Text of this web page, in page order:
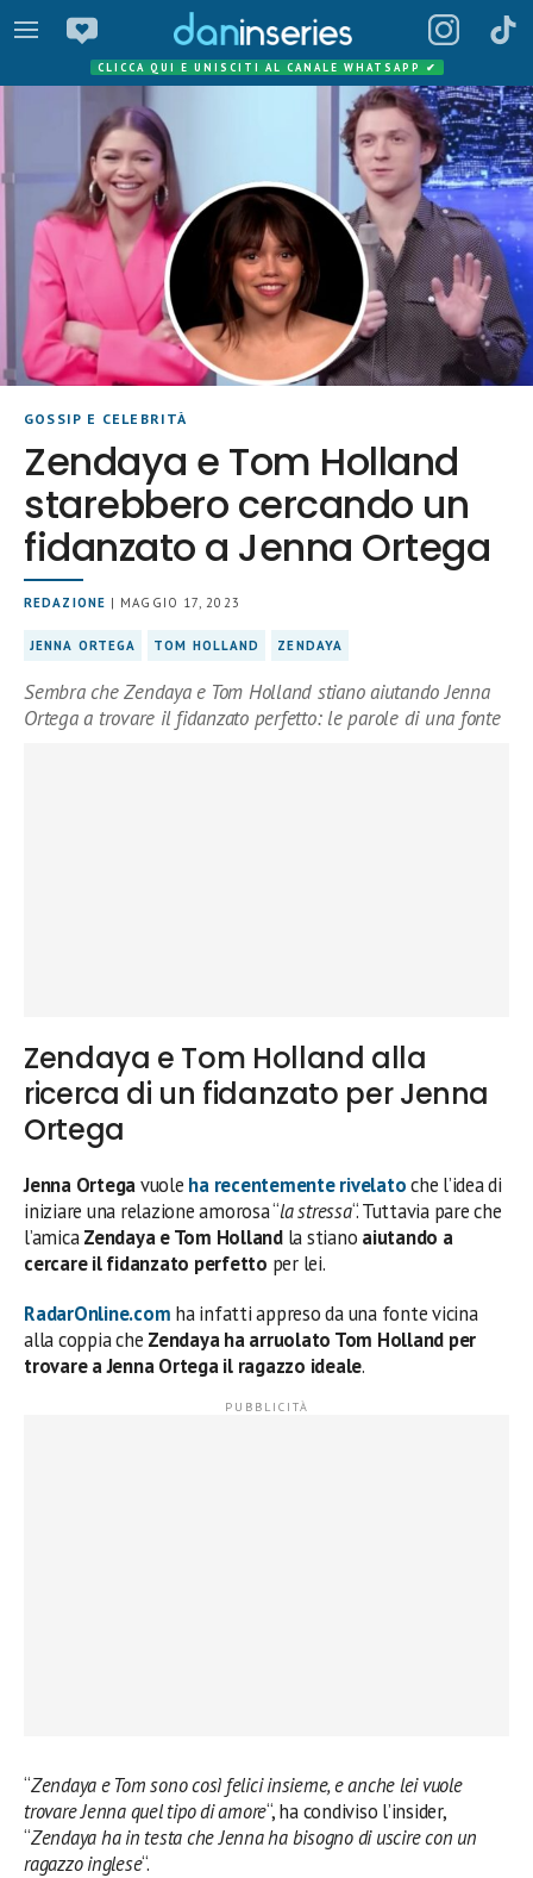
CLICCA QUI E UNISCITI AL CANALE WHATSAPP ✔
GOSSIP E CELEBRITÀ
Zendaya e Tom Holland
starebbero cercando un
fidanzato a Jenna Ortega
REDAZIONE | MAGGIO 17, 2023
JENNA ORTEGA TOM HOLLAND ZENDAYA
Sembra che Zendaya e Tom Holland stiano aiutando Jenna
Ortega a trovare il fidanzato perfetto: le parole di una fonte
Zendaya e Tom Holland alla
ricerca di un fidanzato per Jenna
Ortega
Jenna Ortegavuole ha recentemente rivelatoche l’idea di
iniziare una relazione amorosa “la stressa“. Tuttavia pare che
l’amicaZendaya e Tom Hollandla stiano aiutando a
cercare il fidanzato perfetto per lei.
RadarOnline.com ha infatti appreso da una fonte vicina
alla coppia che Zendaya ha arruolato Tom Holland per
trovare a Jenna Ortega il ragazzo ideale.
“Zendaya e Tom sono così felici insieme, e anche lei vuole
trovare Jenna quel tipo di amore“, ha condiviso l’insider,
“Zendaya ha in testa che Jenna ha bisogno di uscire con un
ragazzo inglese“.